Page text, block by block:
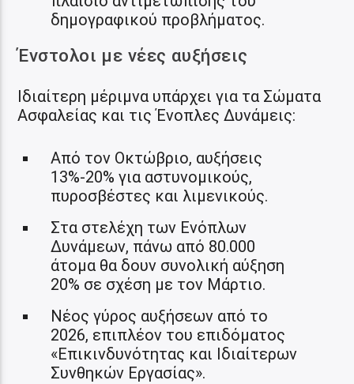
δημογραφικού προβλήματος.
Ένστολοι με νέες αυξήσεις
Ιδιαίτερη μέριμνα υπάρχει για τα Σώματα
Ασφαλείας και τις Ένοπλες Δυνάμεις:
Από τον Οκτώβριο, αυξήσεις
13%-20% για αστυνομικούς,
πυροσβέστες και λιμενικούς.
Στα στελέχη των Ενόπλων
Δυνάμεων, πάνω από 80.000
άτομα θα δουν συνολική αύξηση
20% σε σχέση με τον Μάρτιο.
Νέος γύρος αυξήσεων από το
2026, επιπλέον του επιδόματος
«Επικινδυνότητας και Ιδιαίτερων
Συνθηκών Εργασίας».